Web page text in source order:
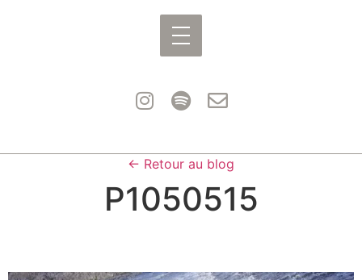
← Retour au blog
P1050515